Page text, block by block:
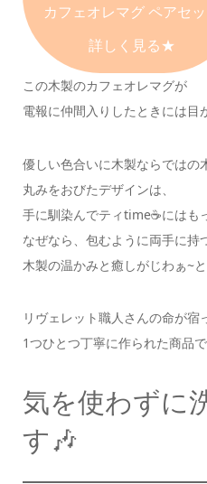
カフェオレマグ ペアセッ
詳しく見る★
この木製のカフェオレマグが
電報に仲間入りしたときには目
優しい色合いに木製ならではの
丸みをおびたデザインは、
手に馴染んでティtime☕️にはも
なぜなら、包むように両手に持
木製の温かみと癒しがじわぁ~
リヴェレット職人さんの命が宿
1つひとつ丁寧に作られた商品で
気を使わずに
す🎶